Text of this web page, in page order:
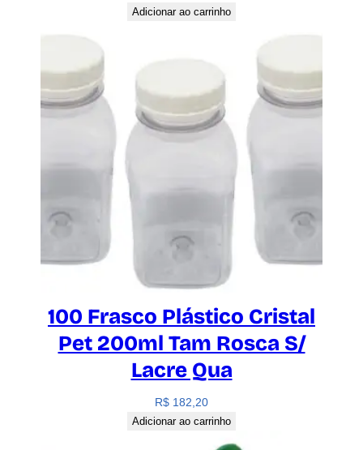
Adicionar ao carrinho
100 Frasco Plástico Cristal
Pet 200ml Tam Rosca S/
Lacre Qua
R$ 182,20
Adicionar ao carrinho